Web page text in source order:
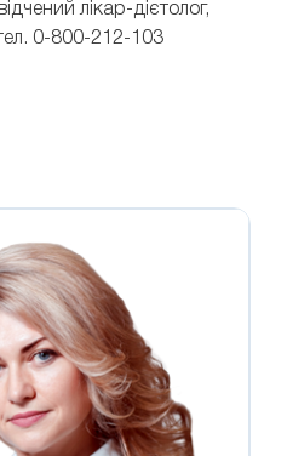
лікар-дієтолог,
0-800-212-103